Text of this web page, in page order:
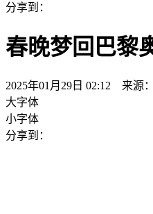
分享到：
春晚梦回巴黎
2025年01月29日 02:12 来源：
大字体
小字体
分享到：